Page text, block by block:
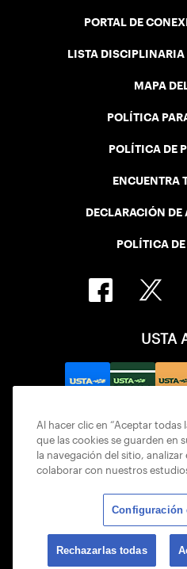
PORTAL DE
LISTA DISCIPLINARIA
MAPA
POLÍTICA
POLÍTICA DE
ENCUENTRA
DECLARACIÓN
POLÍTICA
USTA
© 2026 USTA ALL
Al hacer clic en “Aceptar todas
que las cookies se guarden en
la navegación del sitio,
colaborar con nuestros
Configuración
Rechazarlas todas